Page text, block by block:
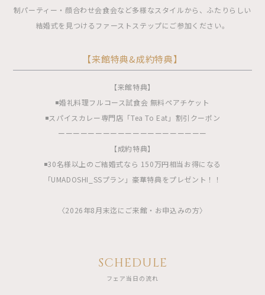
制パーティー・顔合わせ会食会など多様なスタイルから、ふたりらしい
結婚式を見つけるファーストステップにご参加ください。
【来館特典&成約特典】
【来館特典】
◾️婚礼料理フルコース試食会 無料ペアチケット
◾️スパイスカレー専門店「Tea To Eat」割引クーポン
ーーーーーーーーーーーーーーーーーーーー
【成約特典】
◾️30名様以上のご結婚式なら 150万円相当お得になる
「UMADOSHI_SSプラン」豪華特典をプレゼント！！
〈2026年8月末迄にご来館・お申込みの方〉
SCHEDULE
フェア当日の流れ